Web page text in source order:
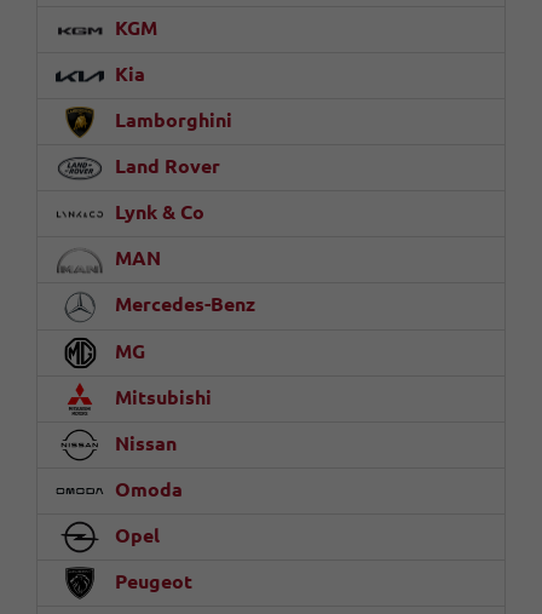
KGM
Kia
Lamborghini
Land Rover
Lynk & Co
MAN
Mercedes-Benz
MG
Mitsubishi
Nissan
Omoda
Opel
Peugeot